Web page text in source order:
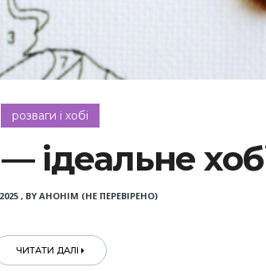
розваги і хобі
, BY АНОНІМ (НЕ ПЕРЕВІРЕНО)
ЧИТАТИ ДАЛІ